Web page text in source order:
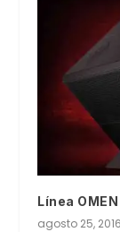
Línea
agosto 25, 2016